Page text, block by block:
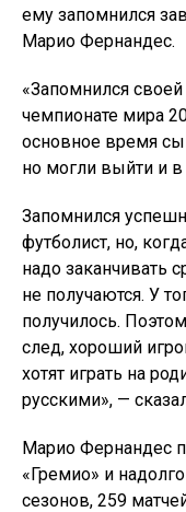
ему запомнился
Марио Фернандес.
«Запомнился
чемпионате мира
основное время
но могли выйти и
Запомнился
футболист, но,
надо заканчивать
не получаются. У
получилось.
след, хороший
хотят играть на
русскими», —
Марио Фернандес
«Гремио» и
сезонов, 259